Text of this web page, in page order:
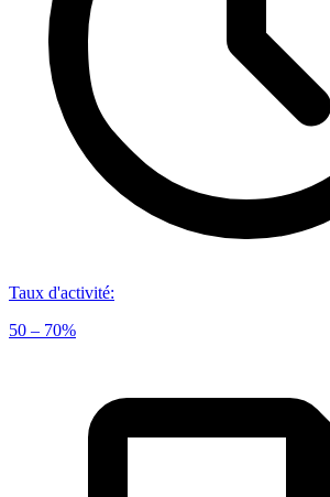
Taux d'activité:
50 – 70%